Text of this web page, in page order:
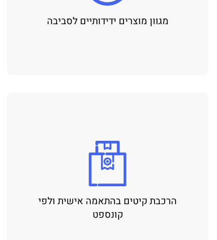
מגוון מוצרים ידידותיים לסביבה
הרכבת קיטים בהתאמה אישית ולפי
קונספט